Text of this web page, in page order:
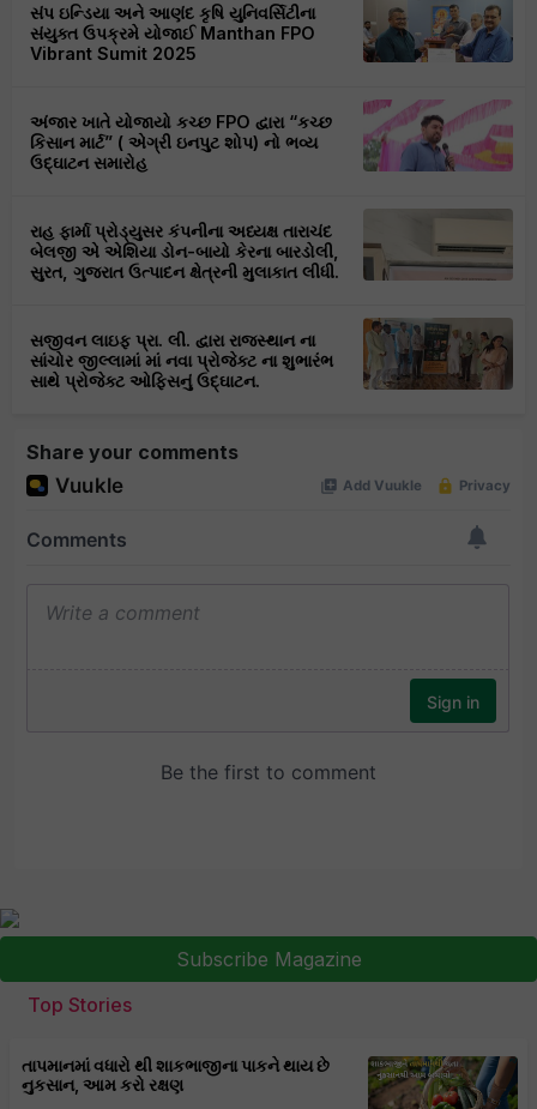
સંપ ઇન્ડિયા અને આણંદ કૃષિ યુનિવર્સિટીના
સંયુક્ત ઉપક્રમે યોજાઈ Manthan FPO
Vibrant Sumit 2025
અંજાર ખાતે યોજાયો કચ્છ FPO દ્વારા “કચ્છ
કિસાન માર્ટ” ( એગ્રી ઇનપુટ શોપ) નો ભવ્ય
ઉદ્ઘાટન સમારોહ
રાહ ફાર્મા પ્રોડ્યુસર કંપનીના અધ્યક્ષ તારાચંદ
બેલજી એ એશિયા ડોન-બાયો કેરના બારડોલી,
સુરત, ગુજરાત ઉત્પાદન ક્ષેત્રની મુલાકાત લીધી.
સજીવન લાઇફ પ્રા. લી. દ્વારા રાજસ્થાન ના
સાંચોર જીલ્લામાં માં નવા પ્રોજેક્ટ ના શુભારંભ
સાથે પ્રોજેક્ટ ઓફિસનું ઉદ્ઘાટન.
Share your comments
Subscribe Magazine
Top Stories
તાપમાનમાં વધારો થી શાકભાજીના પાકને થાય છે
નુકસાન, આમ કરો રક્ષણ